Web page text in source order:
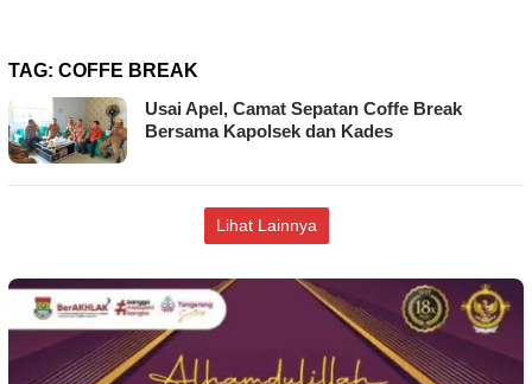
TAG: COFFE BREAK
Usai Apel, Camat Sepatan Coffe Break
Bersama Kapolsek dan Kades
Lihat Lainnya